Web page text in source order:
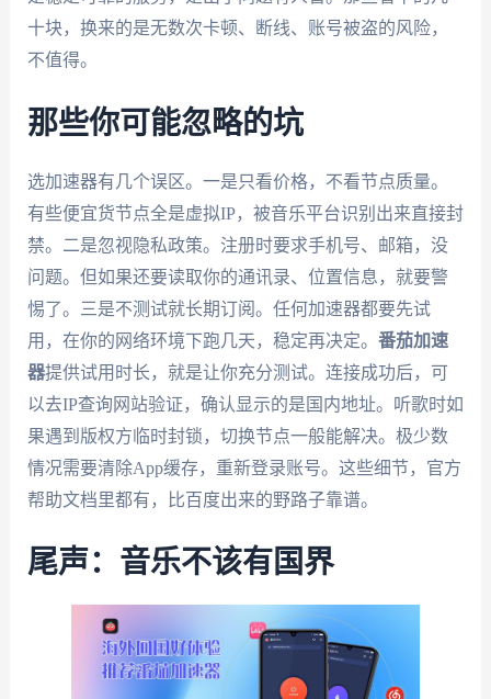
十块，换来的是无数次卡顿、断线、账号被盗的风险，
不值得。
那些你可能忽略的坑
选加速器有几个误区。一是只看价格，不看节点质量。
有些便宜货节点全是虚拟IP，被音乐平台识别出来直接封
禁。二是忽视隐私政策。注册时要求手机号、邮箱，没
问题。但如果还要读取你的通讯录、位置信息，就要警
惕了。三是不测试就长期订阅。任何加速器都要先试
用，在你的网络环境下跑几天，稳定再决定。 番茄加速
器提供试用时长，就是让你充分测试。连接成功后，可
以去IP查询网站验证，确认显示的是国内地址。听歌时如
果遇到版权方临时封锁，切换节点一般能解决。极少数
情况需要清除App缓存，重新登录账号。这些细节，官方
帮助文档里都有，比百度出来的野路子靠谱。
尾声：音乐不该有国界